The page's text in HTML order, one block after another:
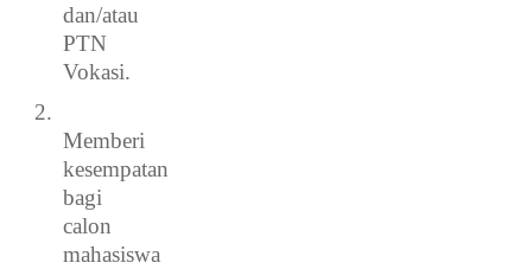
dan/atau
PTN
Vokasi.
2.
Memberi
kesempatan
bagi
calon
mahasiswa